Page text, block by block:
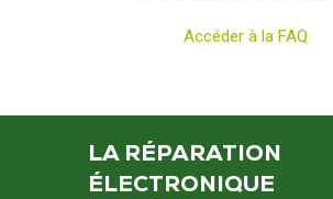
Accéder à la FAQ
LA RÉPARATION
ÉLECTRONIQUE